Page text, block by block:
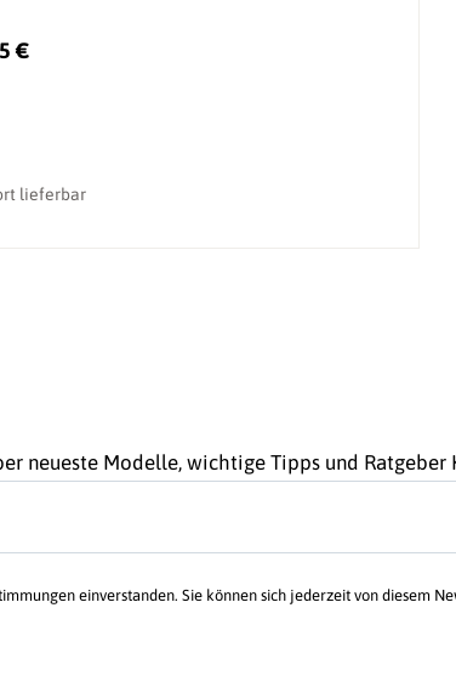
€
lieferbar
neueste Modelle, wichtige Tipps und
einverstanden. Sie können sich jederzeit von diesem